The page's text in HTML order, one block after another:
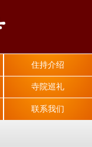
住持介绍
寺院巡礼
联系我们